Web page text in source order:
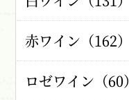
赤ワイン（162）
ロゼワイン（60）